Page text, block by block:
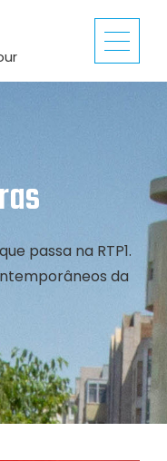
passa na RTP1.
da